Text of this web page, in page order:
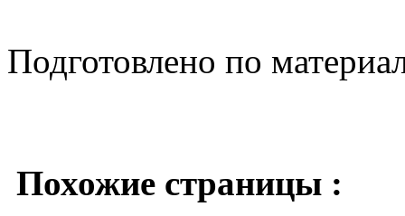
Подготовлено по
Похожие страницы :